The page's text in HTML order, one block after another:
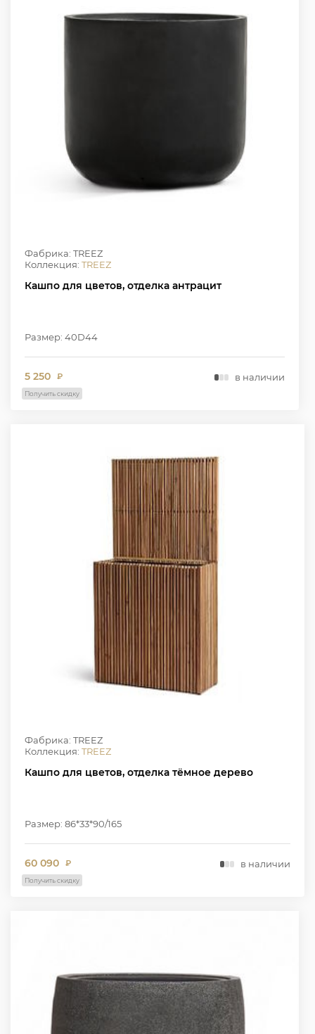
Фабрика: TREEZ
Коллекция: TREEZ
Кашпо для цветов, отделка антрацит
Размер: 40D44
5 250 ₽ в наличии
Получить скидку
Фабрика: TREEZ
Коллекция: TREEZ
Кашпо для цветов, отделка тёмное дерево
Размер: 86*33*90/165
60 090 ₽ в наличии
Получить скидку